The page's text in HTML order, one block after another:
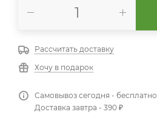
Рассчитать доставку
Хочу в подарок
Самовывоз сегодня - бесплатно
Доставка завтра - 390 ₽